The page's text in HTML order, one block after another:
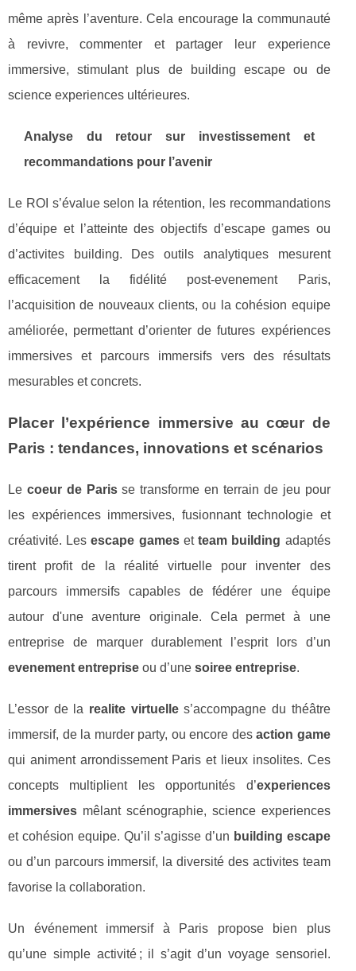
même après l’aventure. Cela encourage la communauté
à revivre, commenter et partager leur experience
immersive, stimulant plus de building escape ou de
science experiences ultérieures.
Analyse du retour sur investissement et
recommandations pour l’avenir
Le ROI s’évalue selon la rétention, les recommandations
d’équipe et l’atteinte des objectifs d’escape games ou
d’activites building. Des outils analytiques mesurent
efficacement la fidélité post-evenement Paris,
l’acquisition de nouveaux clients, ou la cohésion equipe
améliorée, permettant d’orienter de futures expériences
immersives et parcours immersifs vers des résultats
mesurables et concrets.
Placer l’expérience immersive au cœur de
Paris : tendances, innovations et scénarios
Le coeur de Parisse transforme en terrain de jeu pour
les expériences immersives, fusionnant technologie et
créativité. Lesescape gamesetteam building adaptés
tirent profit de la réalité virtuelle pour inventer des
parcours immersifs capables de fédérer une équipe
autour d'une aventure originale. Cela permet à une
entreprise de marquer durablement l’esprit lors d’un
evenement entreprise ou d’une soiree entreprise.
L’essor de la realite virtuelles’accompagne du théâtre
immersif, de la murder party, ou encore desaction game
qui animent arrondissement Paris et lieux insolites. Ces
concepts multiplient les opportunités d’experiences
immersives mêlant scénographie, science experiences
et cohésion equipe. Qu’il s’agisse d’un building escape
ou d’un parcours immersif, la diversité des activites team
favorise la collaboration.
Un événement immersif à Paris propose bien plus
qu’une simple activité ; il s’agit d’un voyage sensoriel.